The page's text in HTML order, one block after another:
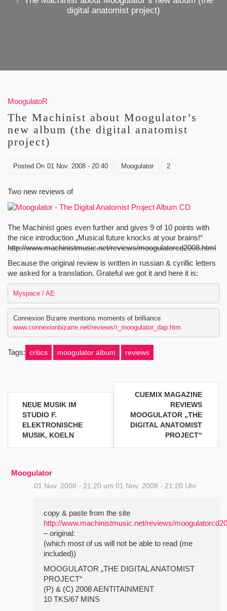
digital anatomist project)
MoogulatoR
The Machinist about Moogulator’s
new album (the digital anatomist
project)
Posted On 01 Nov. 2008 - 20:40 Moogulator 2
Two new reviews of
The Machinist goes even further and gives 9 of 10 points with
the nice introduction „Musical future knocks at your brains!“
http://www.machinistmusic.net/reviews/moogulatorcd2008.html
Because the original review is written in russian & cyrillic letters
we asked for a translation. Grateful we got it and here it is:
Myspace / AE
Connexion Bizarre mentions moments of brilliance
www.connexionbizarre.net/reviews/r_moogulator_dap.htm
Tags: critics moogulator album reviews
Beitragsnavigation
NEUE MUSIK IM
STUDIO F.
ELEKTRONISCHE
MUSIK, KOELN
CUEMIX MAGAZINE
REVIEWS
MOOGULATOR „THE
DIGITAL ANATOMIST
PROJECT“
Moogulator
01 Nov. 2008 - 21:20 um 01 Nov. 2008 - 21:20 Uhr
copy & paste from the site
http://www.machinistmusic.net/reviews/
– original:
(which most of us will not be able to read (me
included))
MOOGULATOR „THE DIGITAL ANATOMIST
PROJECT“
(P) & (C) 2008 AENTITAINMENT
10 TKS/67 MINS